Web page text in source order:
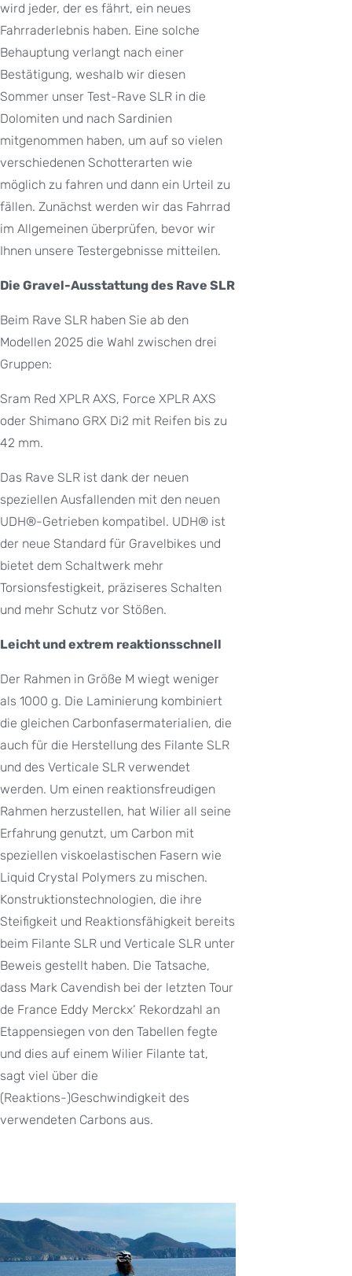
wird jeder, der es fährt, ein neues
Fahrraderlebnis haben. Eine solche
Behauptung verlangt nach einer
Bestätigung, weshalb wir diesen
Sommer unser Test-Rave SLR in die
Dolomiten und nach Sardinien
mitgenommen haben, um auf so vielen
verschiedenen Schotterarten wie
möglich zu fahren und dann ein Urteil zu
fällen. Zunächst werden wir das Fahrrad
im Allgemeinen überprüfen, bevor wir
Ihnen unsere Testergebnisse mitteilen.
Die Gravel-Ausstattung des Rave SLR
Beim Rave SLR haben Sie ab den
Modellen 2025 die Wahl zwischen drei
Gruppen:
Sram Red XPLR AXS, Force XPLR AXS
oder Shimano GRX Di2 mit Reifen bis zu
42 mm.
Das Rave SLR ist dank der neuen
speziellen Ausfallenden mit den neuen
UDH®-Getrieben kompatibel. UDH® ist
der neue Standard für Gravelbikes und
bietet dem Schaltwerk mehr
Torsionsfestigkeit, präziseres Schalten
und mehr Schutz vor Stößen.
Leicht und extrem reaktionsschnell
Der Rahmen in Größe M wiegt weniger
als 1000 g. Die Laminierung kombiniert
die gleichen Carbonfasermaterialien, die
auch für die Herstellung des Filante SLR
und des Verticale SLR verwendet
werden. Um einen reaktionsfreudigen
Rahmen herzustellen, hat Wilier all seine
Erfahrung genutzt, um Carbon mit
speziellen viskoelastischen Fasern wie
Liquid Crystal Polymers zu mischen.
Konstruktionstechnologien, die ihre
Steifigkeit und Reaktionsfähigkeit bereits
beim Filante SLR und Verticale SLR unter
Beweis gestellt haben. Die Tatsache,
dass Mark Cavendish bei der letzten Tour
de France Eddy Merckx‘ Rekordzahl an
Etappensiegen von den Tabellen fegte
und dies auf einem Wilier Filante tat,
sagt viel über die
(Reaktions-)Geschwindigkeit des
verwendeten Carbons aus.